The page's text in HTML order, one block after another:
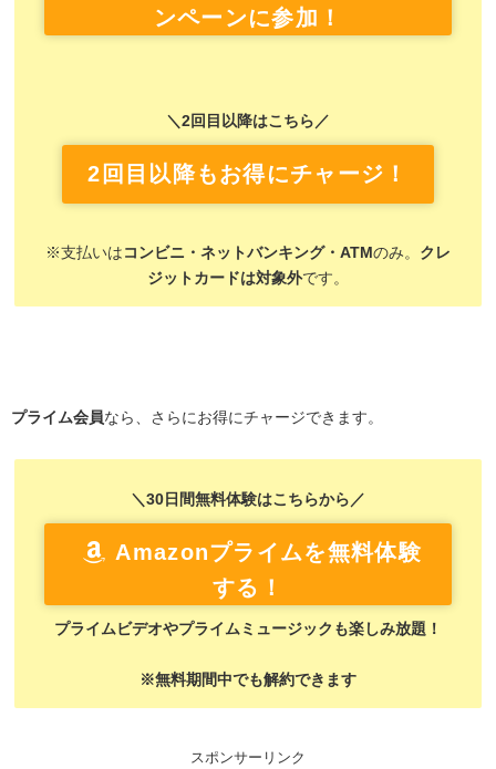
ンペーンに参加！
＼2回目以降はこちら／
2回目以降もお得にチャージ！
※支払いは コンビニ・ネットバンキング・ATMのみ。 クレ
ジットカードは対象外です。
プライム会員なら、さらにお得にチャージできます。
＼30日間無料体験はこちらから／
Amazonプライムを無料体験
する！
プライムビデオやプライムミュージックも楽しみ放題！
※無料期間中でも解約できます
スポンサーリンク